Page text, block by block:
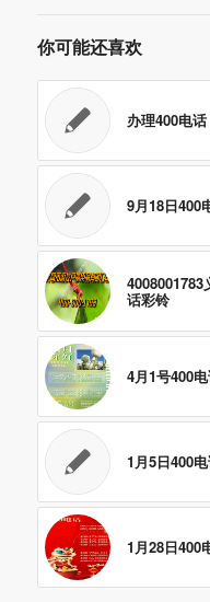
你可能还喜欢
办理400电
9月18日400
4008001783
话彩铃
4月1号400
1月5日400电
1月28日400